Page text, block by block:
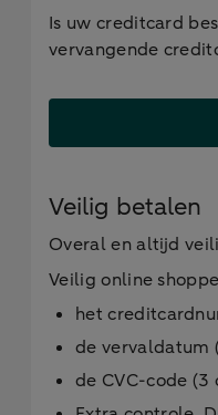
Is uw creditcard
vervangende
Veilig betalen
Overal en altijd
Veilig online
het
de vervaldatum
de CVC-code